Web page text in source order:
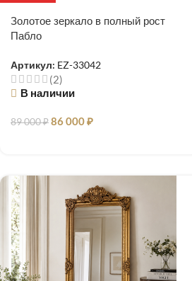
Золотое зеркало в полный рост
Пабло
Артикул: EZ-33042
(2)
В наличии
89 000₽86 000₽